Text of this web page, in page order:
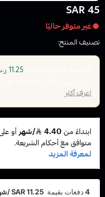
45 SAR
غير متوفر حاليًا
تصنيف المنتج:
11.25 ر.س
اعرف أكثر